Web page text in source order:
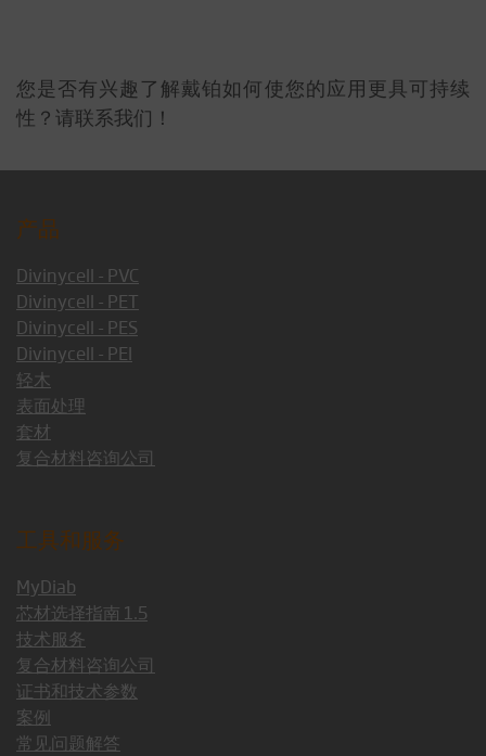
您是否有兴趣了解戴铂如何使您的应用更具可持续
性？请联系我们！
产品
Divinycell - PVC
Divinycell - PET
Divinycell - PES
Divinycell - PEI
轻木
表面处理
套材
复合材料咨询公司
工具和服务
MyDiab
芯材选择指南 1.5
技术服务
复合材料咨询公司
证书和技术参数
案例
常见问题解答